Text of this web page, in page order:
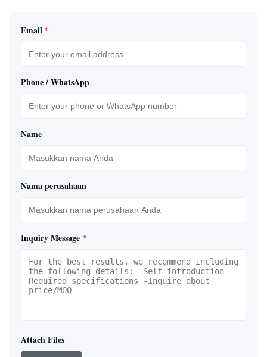
Email *
Phone / WhatsApp
Name
Nama perusahaan
Inquiry Message *
Attach Files